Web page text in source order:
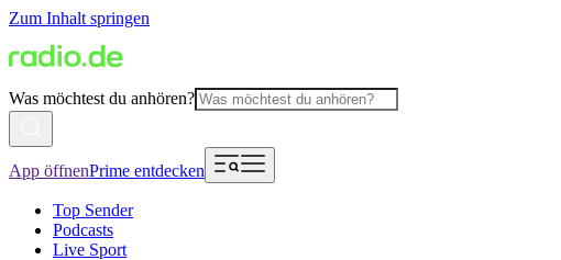
Zum Inhalt springen
Was möchtest du anhören?
App öffnenPrime entdecken
Top Sender
Podcasts
Live Sport